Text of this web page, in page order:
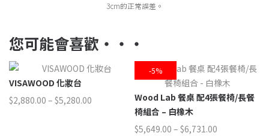
3cm的正常誤差。
您可能會喜歡‧‧‧
VISAWOOD 化妝台
$2,880.00 – $5,280.00
5%
Wood Lab 餐桌 配4張餐椅/長餐
椅組合 – 白橡木
$5,649.00 – $6,731.00